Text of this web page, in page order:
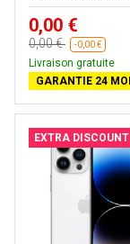
0,00 €
0,00 € -0,00 €
Livraison gratuite
GARANTIE 24
EXTRA DISCOUNT